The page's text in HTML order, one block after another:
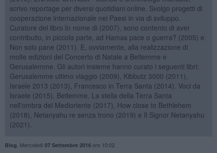
scrivo reportage per diversi quotidiani online. Svolgo progetti di
cooperazione internazionale nei Paesi in via di sviluppo.
Curatore del libro In nome di (2007), sono contento di aver
contribuito, in piccola parte, ad Hamas pace o guerra? (2005) e
Non solo pane (2011). E, ovviamente, alla realizzazione di
molte edizioni del Concerto di Natale a Betlemme e
Gerusalemme. Gli autori insieme hanno curato i seguenti libri:
Gerusalemme ultimo viaggio (2009), Kibbutz 3000 (2011),
Israele 2013 (2013), Francesco in Terra Santa (2014). Voci da
Israele (2015), Betlemme. La stella della Terra Santa
nell'ombra del Medioriente (2017), How close to Bethlehem
(2018), Netanyahu re senza trono (2019) e Il Signor Netanyahu
(2021).
Blog Mercoledì 07 Settembre 2016ore 10:02